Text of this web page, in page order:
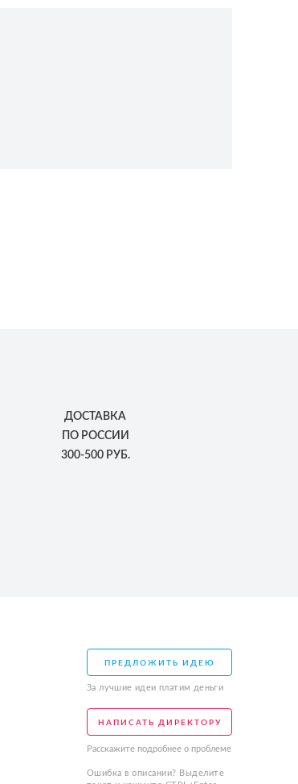
ДОСТАВКА
ПО РОССИИ
300-500 РУБ.
ПРЕДЛОЖИТЬ ИДЕЮ
За лучшие идеи платим деньги
НАПИСАТЬ ДИРЕКТОРУ
Расскажите подробнее о проблеме
Ошибка в описании? Выделите